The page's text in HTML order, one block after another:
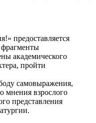
предоставляется
фрагменты
академического
пройти
самовыражения,
мнения взрослого
представления